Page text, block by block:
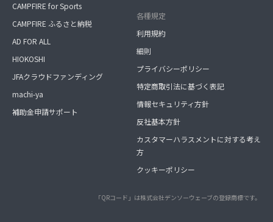
CAMPFIRE for Sports
CAMPFIRE ふるさと納税
AD FOR ALL
HIOKOSHI
JFAクラウドファンディング
machi-ya
補助金申請サポート
各種規定
利用規約
細則
プライバシーポリシー
特定商取引法に基づく表記
情報セキュリティ方針
反社基本方針
カスタマーハラスメントに対する考え
方
クッキーポリシー
「QRコード」は株式会社デンソーウェーブの登録商標です。